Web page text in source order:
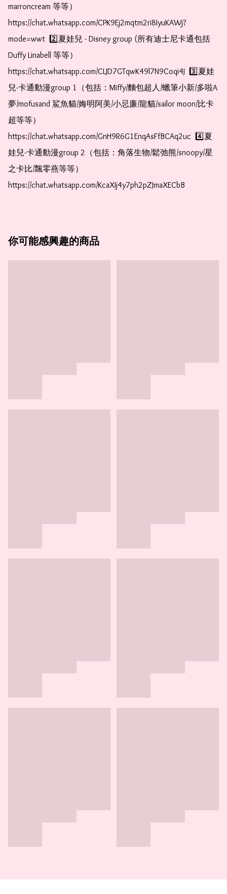
marroncream 等等）
https://chat.whatsapp.com/CPK9Ej2mqtm2ri8IyuKAWj?
mode=wwt  2️⃣夏娃兒 - Disney group (所有迪士尼卡通包括
Duffy Linabell 等等）
https://chat.whatsapp.com/CLJD7GTqwK49l7N9Coqi4J  3️⃣夏娃
兒-卡通動漫group 1（包括：Miffy/麵包超人/蠟筆小新/多啦A
夢/mofusand 鯊魚貓/娒明阿美/小忌廉/龍貓/sailor moon/比卡
超等等）
https://chat.whatsapp.com/GnH9R6G1EnqAsFfBCAq2uc  4️⃣夏
娃兒-卡通動漫group 2（包括：角落生物/鬆弛熊/snoopy/星
之卡比/飄零燕等等）
https://chat.whatsapp.com/KcaXIj4y7ph2pZJmaXECbB
你可能感興趣的商品